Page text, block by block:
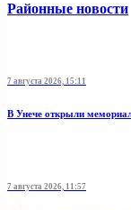
Районные новости
7 августа 2026, 15:11
В Унече открыли
7 августа 2026, 11:57